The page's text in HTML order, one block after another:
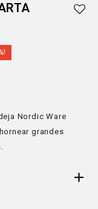
Nordic Ware
grandes